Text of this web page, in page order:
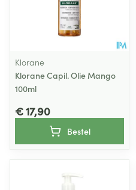
Klorane
Klorane Capil. Olie Mango
100ml
€ 17,90
Bestel